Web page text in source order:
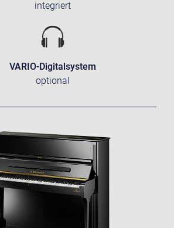
integriert
VARIO-Digitalsystem
optional